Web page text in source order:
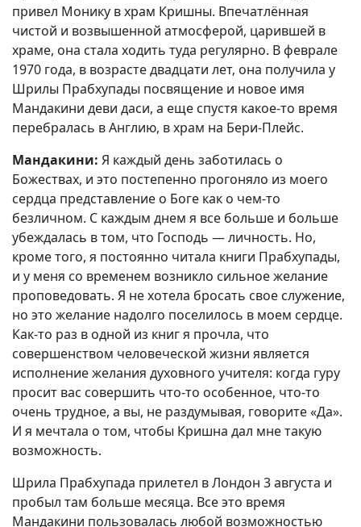
привел Монику в храм Кришны. Впечатлённая
чистой и возвышенной атмосферой, царившей в
храме, она стала ходить туда регулярно. В феврале
1970 года, в возрасте двадцати лет‚ она получила у
Шрилы Прабхупады посвящение и новое имя
Мандакини деви даси, а еще спустя какое-то время
перебралась в Англию, в храм на Бери-Плейс.
Мандакини: Я каждый день заботилась о
Божествах, и это постепенно прогоняло из моего
сердца представление о Боге как о чем-то
безличном. С каждым днем я все больше и больше
убеждалась в том, что Господь — личность. Но,
кроме того, я постоянно читала книги Прабхупады,
и у меня со временем возникло сильное желание
проповедовать. Я не хотела бросать свое служение,
но это желание надолго поселилось в моем сердце.
Как-то раз в одной из книг я прочла, что
совершенством человеческой жизни является
исполнение желания духовного учителя: когда гуру
просит вас совершить что-то особенное, что-то
очень трудное, а вы, не раздумывая, говорите «Да».
И я мечтала о том, чтобы Кришна дал мне такую
возможность.
Шрила Прабхупада прилетел в Лондон 3 августа и
пробыл там больше месяца. Все это время
Мандакини пользовалась любой возможностью